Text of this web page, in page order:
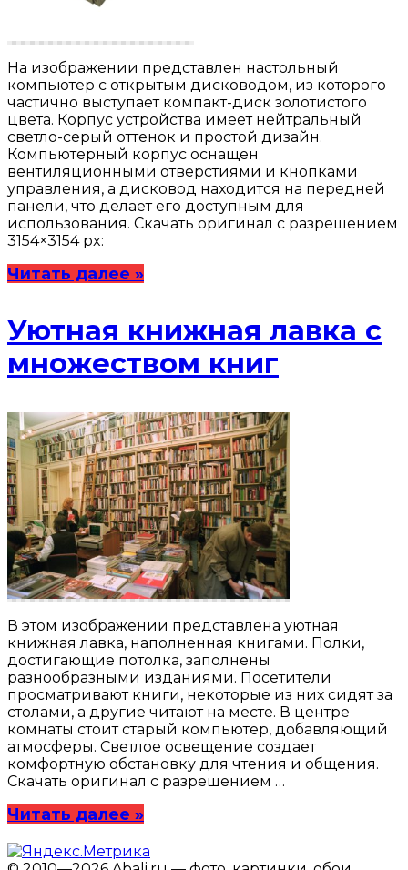
На изображении представлен настольный
компьютер с открытым дисководом, из которого
частично выступает компакт-диск золотистого
цвета. Корпус устройства имеет нейтральный
светло-серый оттенок и простой дизайн.
Компьютерный корпус оснащен
вентиляционными отверстиями и кнопками
управления, а дисковод находится на передней
панели, что делает его доступным для
использования. Скачать оригинал с разрешением
3154×3154 px:
Читать далее »
Уютная книжная лавка с
множеством книг
В этом изображении представлена уютная
книжная лавка, наполненная книгами. Полки,
достигающие потолка, заполнены
разнообразными изданиями. Посетители
просматривают книги, некоторые из них сидят за
столами, а другие читают на месте. В центре
комнаты стоит старый компьютер, добавляющий
атмосферы. Светлое освещение создает
комфортную обстановку для чтения и общения.
Скачать оригинал с разрешением …
Читать далее »